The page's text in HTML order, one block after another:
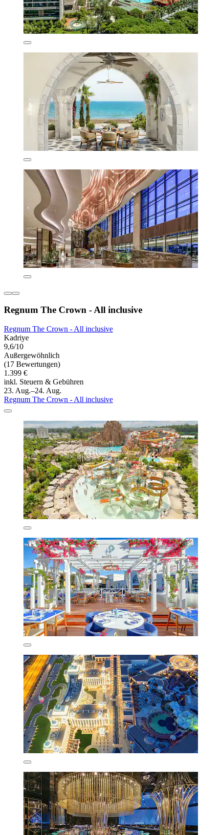
Regnum The Crown - All inclusive
Regnum The Crown - All inclusive
Kadriye
9,6/10
Außergewöhnlich
(17 Bewertungen)
1.399 €
inkl. Steuern & Gebühren
23. Aug.–24. Aug.
Regnum The Crown - All inclusive